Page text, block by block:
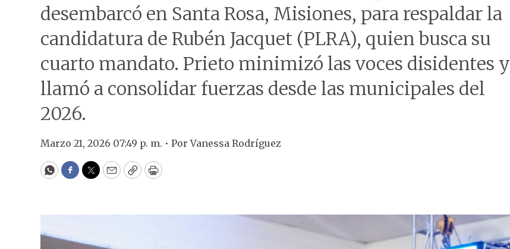
desembarcó en Santa Rosa, Misiones, para respaldar la
candidatura de Rubén Jacquet (PLRA), quien busca su
cuarto mandato. Prieto minimizó las voces disidentes y
llamó a consolidar fuerzas desde las municipales del
2026.
Marzo 21, 2026 07:49 p. m. • PorVanessa Rodríguez
WhatsApp
Facebook
Twitter
EmailCopyPrint